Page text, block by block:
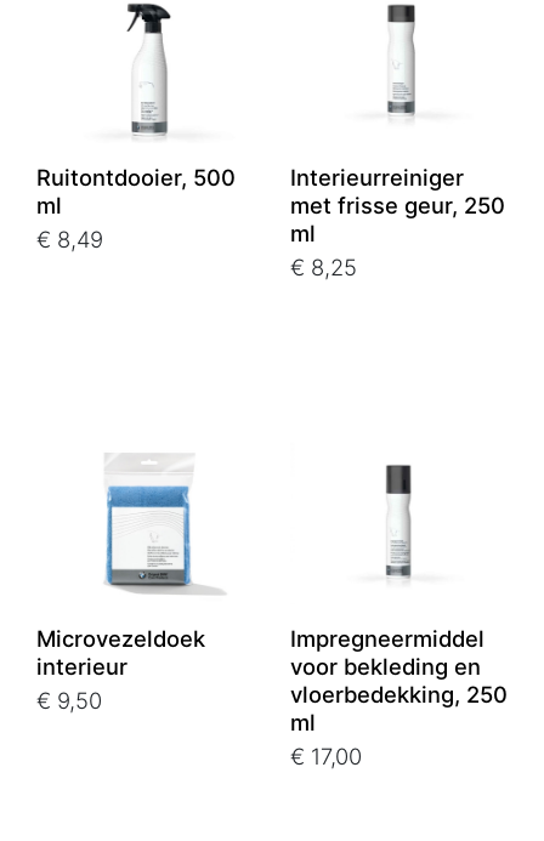
Ruitontdooier, 500
ml
€ 8,49
Interieurreiniger
met frisse geur, 250
ml
€ 8,25
Microvezeldoek
interieur
€ 9,50
Impregneermiddel
voor bekleding en
vloerbedekking, 250
ml
€ 17,00